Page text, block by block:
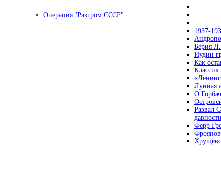
Операция "Разгром СССР"
1937-
Берия
Иудин
Как
Лунная
О
Развал
давности
Ферр